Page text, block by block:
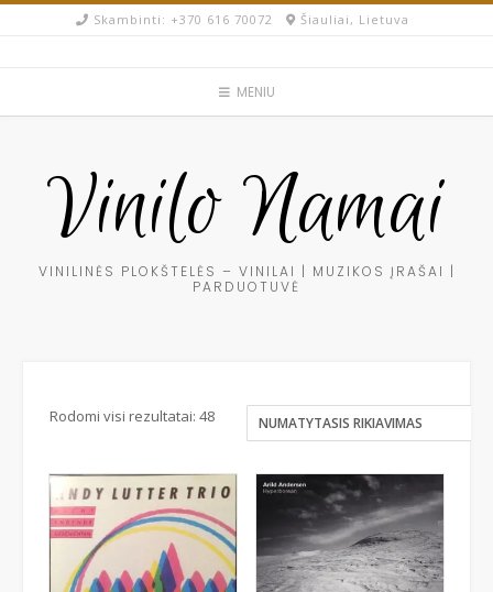
Skip
Skambinti: +370 616 70072​ Šiauliai, Lietuva
MENIU
Vinilo Namai
VINILINĖS PLOKŠTELĖS – VINILAI | MUZIKOS ĮRAŠAI |
PARDUOTUVĖ
Rodomi visi rezultatai: 48